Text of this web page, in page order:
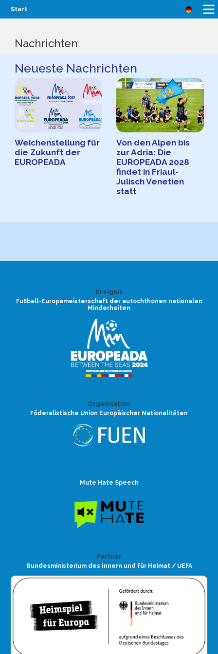
Start
Nachrichten
Neueste Nachrichten
Weichenstellung für
die Zukunft der
EUROPEADA
Von den Alpen bis
zur Adria: Die
EUROPEADA 2028
findet in Friaul-
Julisch Venetien
statt
Ereignis
Fußball-Europameisterschaft der autochthonen nationalen
Minderheiten
Organisation
Föderalistische Union Europäischer Nationalitäten
Mute Hate Speech
Partner
Bundesministerium des Innern und für Heimat / UEFA